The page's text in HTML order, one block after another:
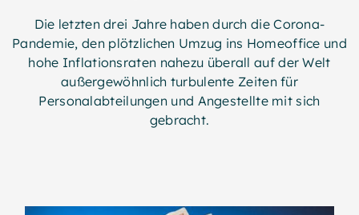
Die letzten drei Jahre haben durch die Corona-
Pandemie, den plötzlichen Umzug ins Homeoffice und
hohe Inflationsraten nahezu überall auf der Welt
außergewöhnlich turbulente Zeiten für
Personalabteilungen und Angestellte mit sich
gebracht.